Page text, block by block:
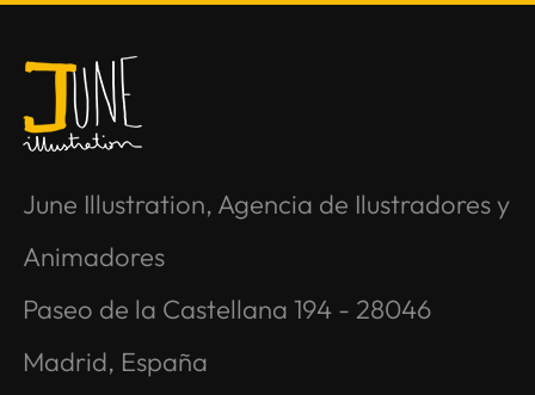
June Illustration, Agencia de Ilustradores y
Animadores
Paseo de la Castellana 194 - 28046
Madrid, España